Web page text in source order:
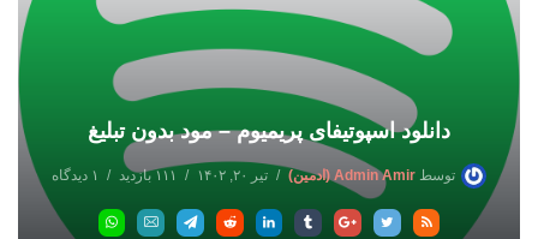
دانلود اسپوتیفای پریمیوم – مود بدون تبلیغ
توسط Admin Amir (ادمین) تیر ۲۰, ۱۴۰۲ ۱۱۱ بازدید ۱ دیدگاه